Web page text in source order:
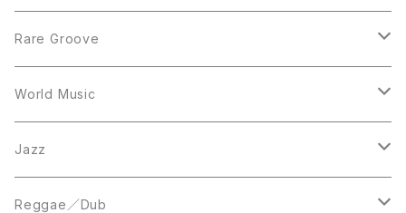
12inch
7inch
12inch
LP
Acetate Press
Rare Groove
12inch
LP
World Music
12inch
LP
Jazz
LP
Reggae／Dub